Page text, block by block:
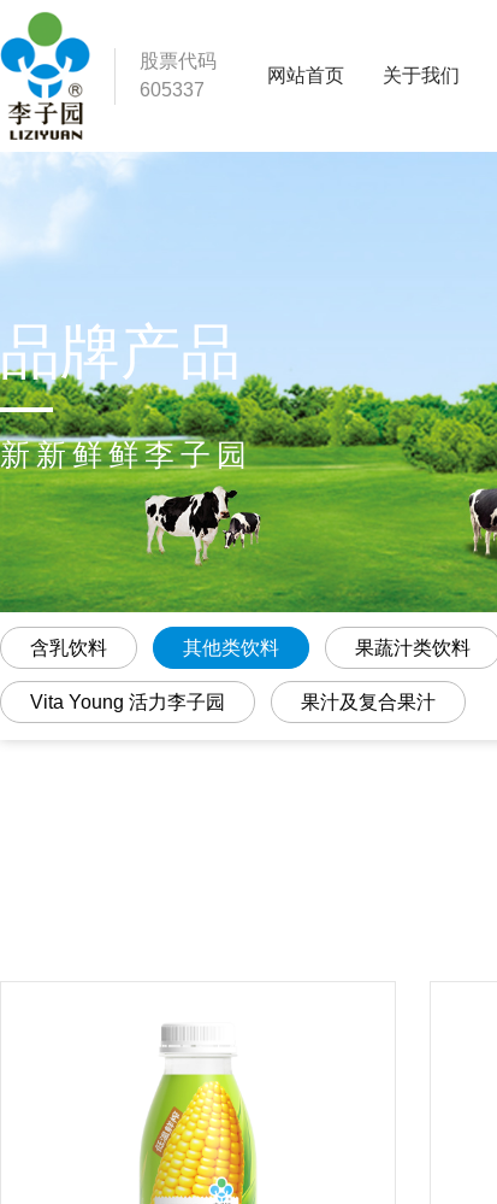
股票代码
605337
网站首页 关于我们
品牌产品
新新鲜鲜李子园
含乳饮料 其他类饮料 果蔬汁类饮料
Vita Young 活力李子园 果汁及复合果汁